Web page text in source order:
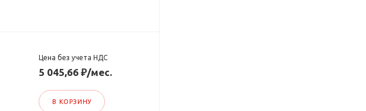
Цена без учета НДС
5 045,66 ₽/мес.
В КОРЗИНУ